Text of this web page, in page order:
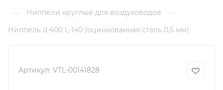
— Ниппели круглые для воздуховодов
—
Ниппель d 400 L-140 (оцинкованная сталь 0,5 мм)
Артикул: VTL-00141828